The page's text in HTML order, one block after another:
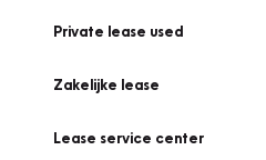
Private lease used
Zakelijke lease
Lease service center